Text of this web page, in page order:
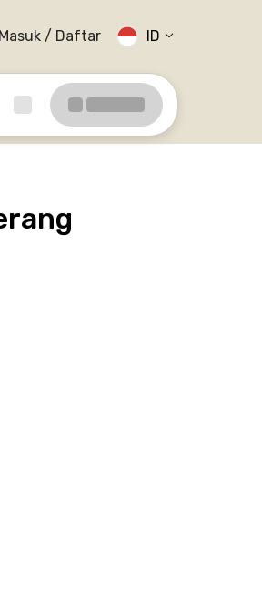
Masuk / Daftar ID